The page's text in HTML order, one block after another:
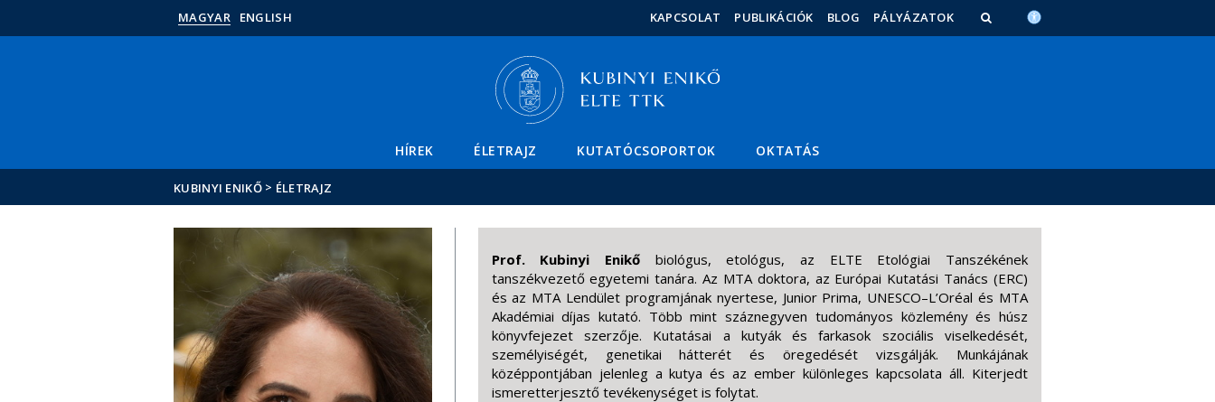
Események
MAGYAR ENGLISH KAPCSOLAT PUBLIKÁCIÓK BLOG PÁLYÁZATOK
HÍREK ÉLETRAJZ KUTATÓCSOPORTOK OKTATÁS
KUBINYI ENIKŐ > ÉLETRAJZ
Prof. Kubinyi Enikő biológus, etológus, az ELTE Etológiai Tanszékének
tanszékvezető egyetemi tanára. Az MTA doktora, az Európai Kutatási Tanács (ERC)
és az MTA Lendület programjának nyertese, Junior Prima, UNESCO–L’Oréal és MTA
Akadémiai díjas kutató. Több mint száznegyven tudományos közlemény és húsz
könyvfejezet szerzője. Kutatásai a kutyák és farkasok szociális viselkedését,
személyiségét, genetikai hátterét és öregedését vizsgálják. Munkájának
középpontjában jelenleg a kutya és az ember különleges kapcsolata áll. Kiterjedt
ismeretterjesztő tevékenységet is folytat.